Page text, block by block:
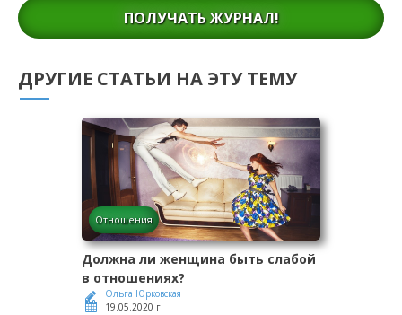
ПОЛУЧАТЬ ЖУРНАЛ!
ДРУГИЕ СТАТЬИ НА ЭТУ ТЕМУ
Отношения
Должна ли женщина быть слабой
в отношениях?
Ольга Юрковская
19.05.2020 г.